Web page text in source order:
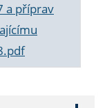
a příprav